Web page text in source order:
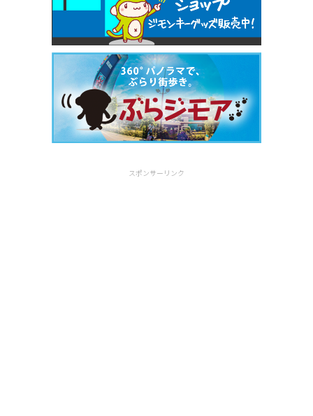
スポンサーリンク